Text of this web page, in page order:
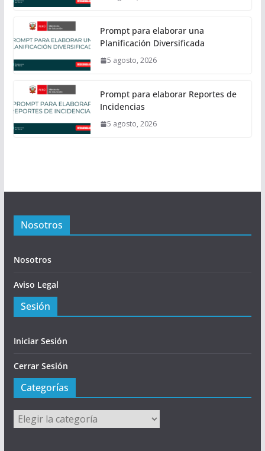
Prompt para elaborar una
Planificación Diversificada
5 agosto, 2026
Prompt para elaborar Reportes de
Incidencias
5 agosto, 2026
Nosotros
Nosotros
Aviso Legal
Sesión
Iniciar Sesión
Cerrar Sesión
Categorías
Categorías